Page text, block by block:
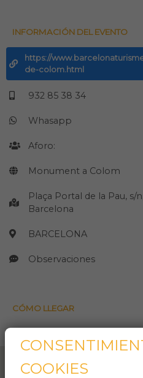
INFORMACIÓN DEL EVENTO
https://
de-colom.html
932 85 38 34
Whasapp
Aforo:
Monument a Colom
Plaça Portal de la Pau, s/
Barcelona
BARCELONA
Observaciones
CÓMO LLEGAR
COOKIES